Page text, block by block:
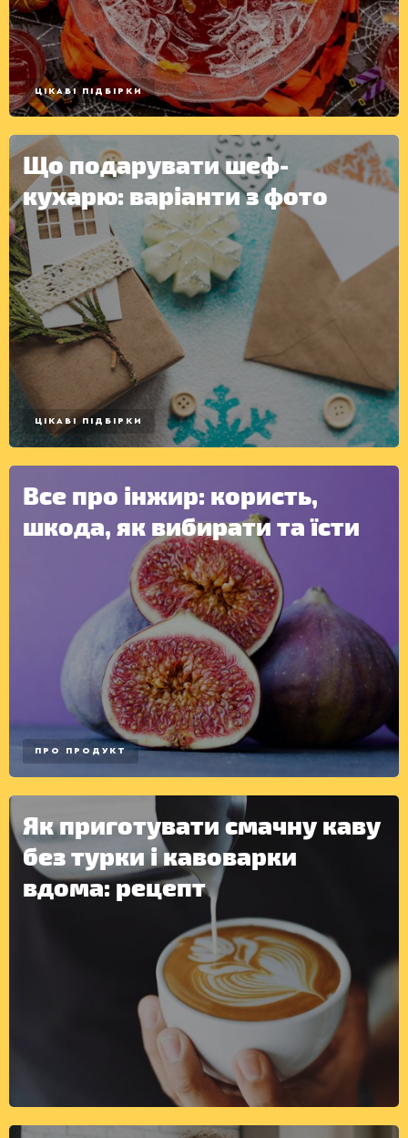
КОНСЕРВАЦІЯ
ІНШЕ
ЦІКАВІ ПІДБІРКИ
Що подарувати шеф-
кухарю: варіанти з фото
ЦІКАВІ ПІДБІРКИ
Все про інжир: користь,
шкода, як вибирати та їсти
ПРО ПРОДУКТ
Як приготувати смачну каву
без турки і кавоварки
вдома: рецепт